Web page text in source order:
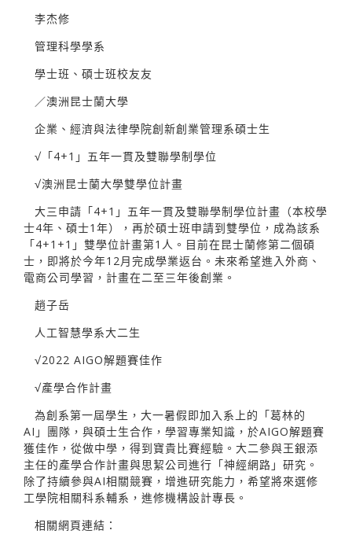
李杰修
管理科學學系
學士班、碩士班校友友
／澳洲昆士蘭大學
企業、經濟與法律學院創新創業管理系碩士生
√「4+1」五年一貫及雙聯學制學位
√澳洲昆士蘭大學雙學位計畫
大三申請「4+1」五年一貫及雙聯學制學位計畫（本校學
士4年、碩士1年），再於碩士班申請到雙學位，成為該系
「4+1+1」雙學位計畫第1人。目前在昆士蘭修第二個碩
士，即將於今年12月完成學業返台。未來希望進入外商、
電商公司學習，計畫在二至三年後創業。
趙子岳
人工智慧學系大二生
√2022 AIGO解題賽佳作
√產學合作計畫
為創系第一屆學生，大一暑假即加入系上的「葛林的
AI」團隊，與碩士生合作，學習專業知識，於AIGO解題賽
獲佳作，從做中學，得到寶貴比賽經驗。大二參與王銀添
主任的產學合作計畫與思絜公司進行「神經網路」研究。
除了持續參與AI相關競賽，增進研究能力，希望將來選修
工學院相關科系輔系，進修機構設計專長。
相關網頁連結：